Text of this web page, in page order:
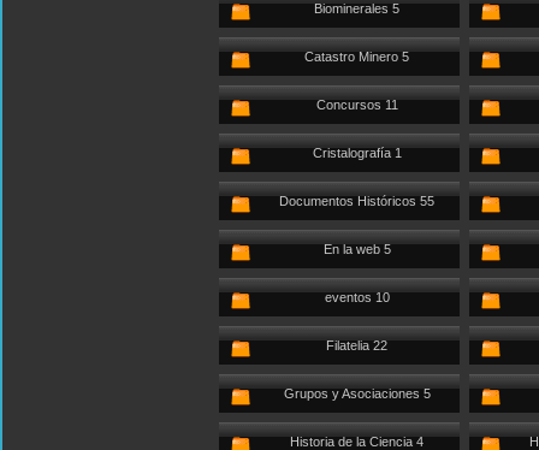
Biominerales 5
Catastro Minero 5
Concursos 11
Cristalografía 1
Documentos Históricos 55
En la web 5
eventos 10
Filatelia 22
Grupos y Asociaciones 5
Historia de la Ciencia 4